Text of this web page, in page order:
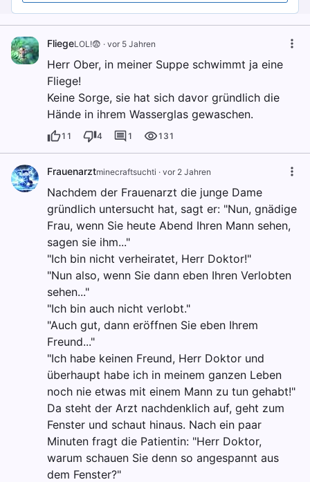
FliegeLOL!😨 · vor 5 Jahren
Herr Ober, in meiner Suppe schwimmt ja eine
Fliege!
Keine Sorge, sie hat sich davor gründlich die
Hände in ihrem Wasserglas gewaschen.
11 4 1 131
Frauenarztminecraftsuchti · vor 2 Jahren
Nachdem der Frauenarzt die junge Dame
gründlich untersucht hat, sagt er: "Nun, gnädige
Frau, wenn Sie heute Abend Ihren Mann sehen,
sagen sie ihm..."
"Ich bin nicht verheiratet, Herr Doktor!"
"Nun also, wenn Sie dann eben Ihren Verlobten
sehen..."
"Ich bin auch nicht verlobt."
"Auch gut, dann eröffnen Sie eben Ihrem
Freund..."
"Ich habe keinen Freund, Herr Doktor und
überhaupt habe ich in meinem ganzen Leben
noch nie etwas mit einem Mann zu tun gehabt!"
Da steht der Arzt nachdenklich auf, geht zum
Fenster und schaut hinaus. Nach ein paar
Minuten fragt die Patientin: "Herr Doktor,
warum schauen Sie denn so angespannt aus
dem Fenster?"